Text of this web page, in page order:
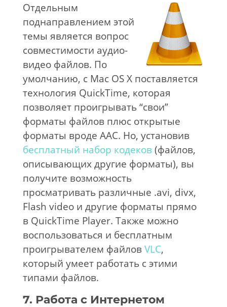
Отдельным
поднаправлением этой
темы является вопрос
совместимости аудио-
видео файлов. По
умолчанию, с Mac OS X поставляется
технология QuickTime, которая
позволяет проигрывать “свои”
форматы файлов плюс открытые
форматы вроде AAC. Но, установив
бесплатный набор кодеков(файлов,
описывающих другие форматы), вы
получите возможность
просматривать различные .avi, divx,
Flash video и другие форматы прямо
в QuickTime Player. Также можно
воспользоваться и бесплатным
проигрывателем файловVLC,
который умеет работать с этими
типами файлов.
7. Работа с Интернетом